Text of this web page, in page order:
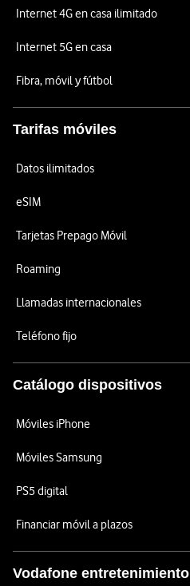
Internet 4G en casa ilimitado
Internet 5G en casa
Fibra, móvil y fútbol
Tarifas móviles
Datos ilimitados
eSIM
Tarjetas Prepago Móvil
Roaming
Llamadas internacionales
Teléfono fijo
Catálogo dispositivos
Móviles iPhone
Móviles Samsung
PS5 digital
Financiar móvil a plazos
Vodafone entretenimiento